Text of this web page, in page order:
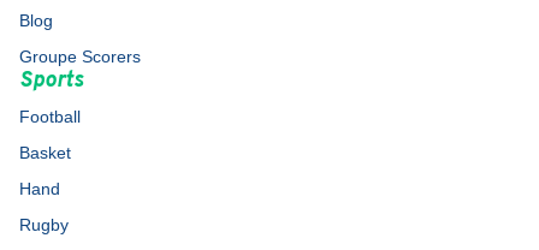
Blog
Groupe Scorers
Sports
Football
Basket
Hand
Rugby